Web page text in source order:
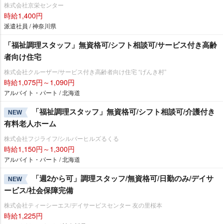
株式会社京栄センター
時給1,400円
派遣社員 / 神奈川県
「福祉調理スタッフ」無資格可/シフト相談可/サービス付き高齢
者向け住宅
株式会社クルーザー/サービス付き高齢者向け住宅 “げんき村”
時給1,075円～1,090円
アルバイト・パート / 北海道
NEW
「福祉調理スタッフ」無資格可/シフト相談可/介護付き
有料老人ホーム
株式会社フジライフ/シルバーヒルズるくる
時給1,150円～1,300円
アルバイト・パート / 北海道
NEW
「週2から可」調理スタッフ/無資格可/日勤のみ/デイサ
ービス/社会保障完備
株式会社ティーシーエス/デイサービスセンター 友の里桜本
時給1,225円